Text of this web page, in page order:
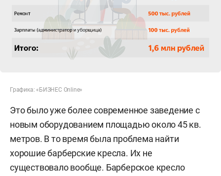
Графика: «БИЗНЕС Online»
Это было уже более современное заведение с
новым оборудованием площадью около 45 кв.
метров. В то время была проблема найти
хорошие барберские кресла. Их не
существовало вообще. Барберское кресло